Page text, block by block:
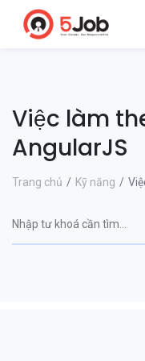
Việc làm
AngularJS
Trang chủ Kỹ năng